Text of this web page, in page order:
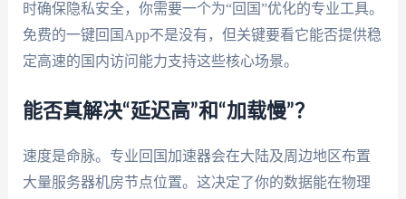
时确保隐私安全，你需要一个为“回国”优化的专业工具。
免费的一键回国App不是没有，但关键要看它能否提供稳
定高速的国内访问能力支持这些核心场景。
能否真解决“延迟高”和“加载慢”？
速度是命脉。专业回国加速器会在大陆及周边地区布置
大量服务器机房节点位置。这决定了你的数据能在物理